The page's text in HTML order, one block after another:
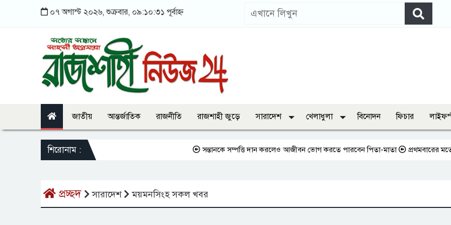
০৭ অগাস্ট ২০২৬, শুক্রবার, ০৯:১০:৩১ পূর্বাহ্ন
জাতীয় আন্তর্জাতিক রাজনীতি রাজশাহী জুড়ে সারাদেশ খেলাধুলা বিনোদন ফিচার
শিরোনাম : সন্তানকে সম্পত্তি দান করলেও আজীবন ভোগ করতে পারবেন পিতা-মাতা প্রথমবারের মতো
প্রচ্ছদ সারাদেশ ময়মনসিংহ সকল খবর